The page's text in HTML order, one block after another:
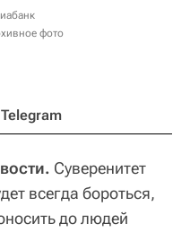
фото
Telegram
Суверенитет
всегда бороться,
до людей